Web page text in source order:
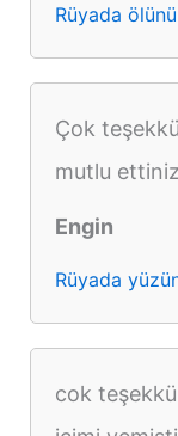
Rüyada
Çok
mutlu
Engin
Rüyada
cok